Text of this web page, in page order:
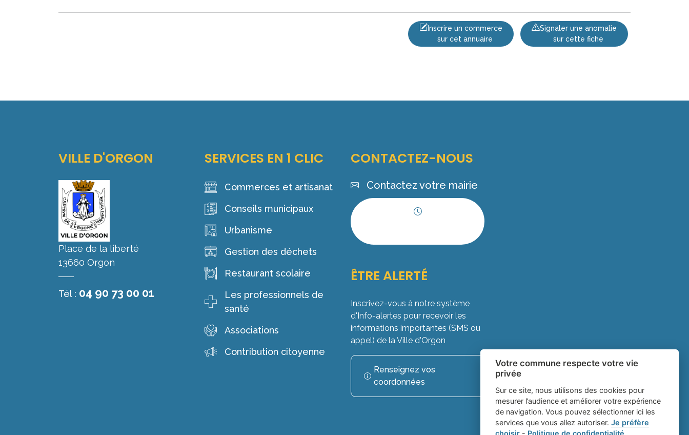
Inscrire un commerce
sur cet annuaire
Signaler une anomalie
sur cette fiche
VILLE D'ORGON
Place de la liberté
13660 Orgon
Tél : 04 90 73 00 01
SERVICES EN 1 CLIC
Commerces et artisanat
Conseils municipaux
Urbanisme
Gestion des déchets
Restaurant scolaire
Les professionnels de
santé
Associations
Contribution citoyenne
CONTACTEZ-NOUS
Contactez votre mairie
ÊTRE ALERTÉ
Inscrivez-vous à notre système
d'Info-alertes pour recevoir les
informations importantes (SMS ou
appel) de la Ville d'Orgon
Renseignez vos
coordonnées
Votre commune respecte votre vie
privée
Sur ce site, nous utilisons des cookies pour
mesurer l’audience et améliorer votre expérience
de navigation. Vous pouvez sélectionner ici les
services que vous allez autoriser. Je préfère